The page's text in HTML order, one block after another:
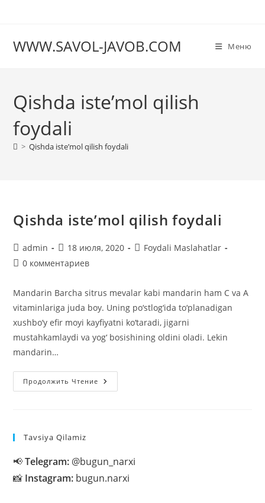
WWW.SAVOL-JAVOB.COM Меню
Qishda iste’mol qilish
foydali
> Qishda iste’mol qilish foydali
Qishda iste’mol qilish foydali
Автор
записи:
admin
Запись
опубликована:
18 июля, 2020
Рубрика
Foydali Maslahatlar
Комментарии
записи:
0 комментариев
Mandarin Barcha sitrus mevalar kabi mandarin ham C va A
vitaminlariga juda boy. Uning po‘stlog‘ida to‘planadigan
xushbo‘y efir moyi kayfiyatni ko‘taradi, jigarni
mustahkamlaydi va yog‘ bosishining oldini oladi. Lekin
mandarin…
Продолжить Чтение Qishda
Iste’mol
Tavsiya Qilamiz
📢Telegram: @bugun_narxi
📸 Instagram: bugun.narxi